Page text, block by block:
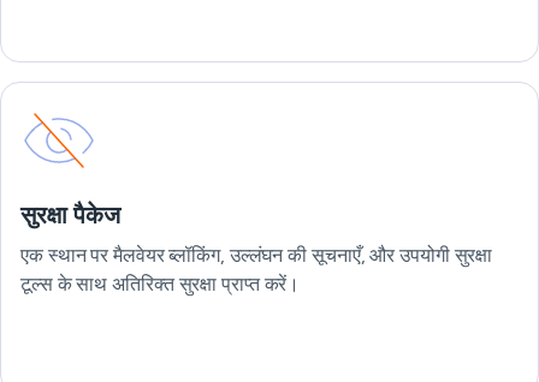
सुरक्षा पैकेज
एक स्थान पर मैलवेयर ब्लॉकिंग, उल्लंघन की सूचनाएँ, और उपयोगी सुरक्षा
टूल्स के साथ अतिरिक्त सुरक्षा प्राप्त करें।